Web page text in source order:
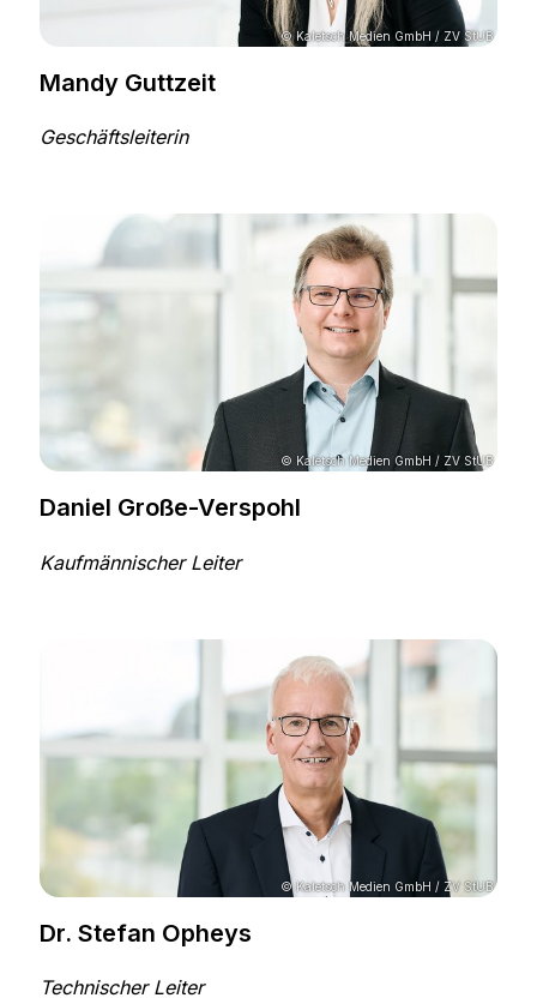
© Kaletsch Medien GmbH / ZV StUB
Mandy Guttzeit
Geschäftsleiterin
© Kaletsch Medien GmbH / ZV StUB
Daniel Große-Verspohl
Kaufmännischer Leiter
© Kaletsch Medien GmbH / ZV StUB
Dr. Stefan Opheys
Technischer Leiter